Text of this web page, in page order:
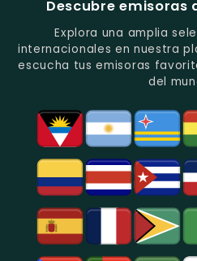
Del
Recuerdo
En
Quito.
De
Los
Deportes
En
Descubre emisoras
Explora una amplia
internacionales en nuestra
escucha tus emisoras
del